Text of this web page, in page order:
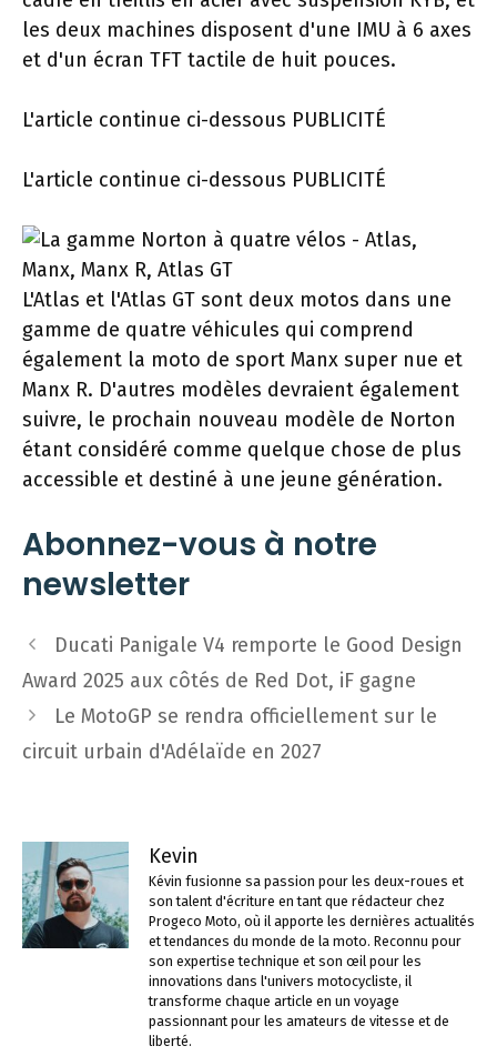
les deux machines disposent d'une IMU à 6 axes
et d'un écran TFT tactile de huit pouces.
L'article continue ci-dessous PUBLICITÉ
L'article continue ci-dessous PUBLICITÉ
L'Atlas et l'Atlas GT sont deux motos dans une
gamme de quatre véhicules qui comprend
également la moto de sport Manx super nue et
Manx R. D'autres modèles devraient également
suivre, le prochain nouveau modèle de Norton
étant considéré comme quelque chose de plus
accessible et destiné à une jeune génération.
Abonnez-vous à notre
newsletter
Navigation
des
Ducati Panigale V4 remporte le Good Design
Award 2025 aux côtés de Red Dot, iF gagne
Le MotoGP se rendra officiellement sur le
circuit urbain d'Adélaïde en 2027
Kevin
Kévin fusionne sa passion pour les deux-roues et
son talent d'écriture en tant que rédacteur chez
Progeco Moto, où il apporte les dernières actualités
et tendances du monde de la moto. Reconnu pour
son expertise technique et son œil pour les
innovations dans l'univers motocycliste, il
transforme chaque article en un voyage
passionnant pour les amateurs de vitesse et de
liberté.